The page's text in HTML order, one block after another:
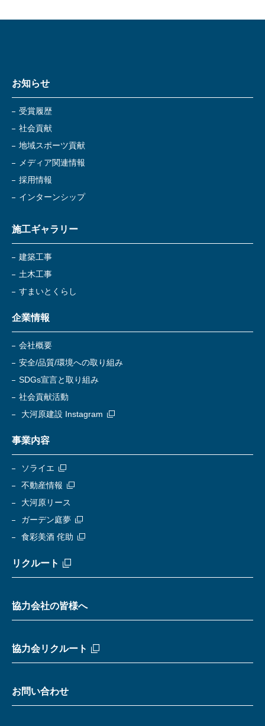
お知らせ
受賞履歴
社会貢献
地域スポーツ貢献
メディア関連情報
採用情報
インターンシップ
施工ギャラリー
建築工事
土木工事
すまいとくらし
企業情報
会社概要
安全/品質/環境への取り組み
SDGs宣言と取り組み
社会貢献活動
大河原建設 Instagram
事業内容
ソライエ
不動産情報
大河原リース
ガーデン庭夢
食彩美酒 侘助
リクルート
協力会社の皆様へ
協力会リクルート
お問い合わせ